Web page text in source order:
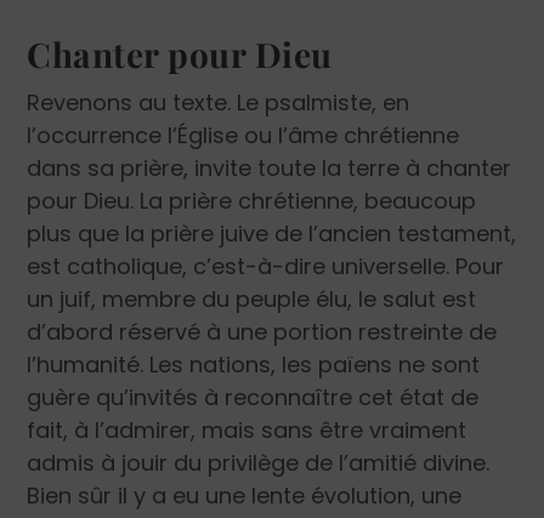
Chanter pour Dieu
Revenons au texte. Le psalmiste, en
l’occurrence l’Église ou l’âme chrétienne
dans sa prière, invite toute la terre à chanter
pour Dieu. La prière chrétienne, beaucoup
plus que la prière juive de l’ancien testament,
est catholique, c’est-à-dire universelle. Pour
un juif, membre du peuple élu, le salut est
d’abord réservé à une portion restreinte de
l’humanité. Les nations, les païens ne sont
guère qu’invités à reconnaître cet état de
fait, à l’admirer, mais sans être vraiment
admis à jouir du privilège de l’amitié divine.
Bien sûr il y a eu une lente évolution, une